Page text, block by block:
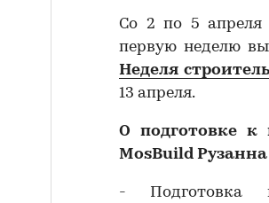
Со 2 по 5 апреля
первую неделю
Неделя
13 апреля.
О подготовке к
MosBuild
- Подготовка